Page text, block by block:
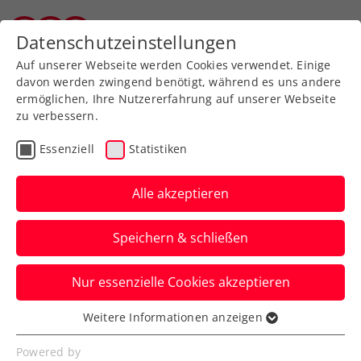
Zurück zur Newsübersicht
Turniere
Erste Bank Open:
Rodionov und Misolic
erhalten Wildcards für
den Hauptbewerb
Mit den beiden und Dominic Thiem
stehen zumindest drei Österreicher beim
ATP-500-Event in Wien im Hauptfeld.
Datenschutzeinstellungen
Auf unserer Webseite werden Cookies verwendet. Einige
davon werden zwingend benötigt, während es uns andere
ermöglichen, Ihre Nutzererfahrung auf unserer Webseite
zu verbessern.
Essenziell Statistiken
Alle akzeptieren
Speichern & schließen
Nur essenzielle Cookies akzeptieren
Essenziell
Essenzielle Cookies werden für grundlegende
Weitere Informationen anzeigen
Powered by